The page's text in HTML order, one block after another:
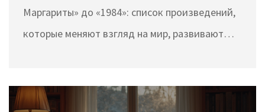
Маргариты» до «1984»: список произведений,
которые меняют взгляд на мир, развивают